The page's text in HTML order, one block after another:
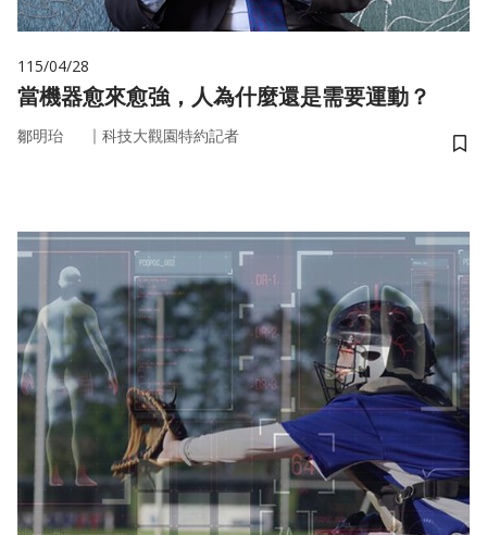
115/04/28
當機器愈來愈強，人為什麼還是需要運動？
鄒明珆 ｜ 科技大觀園特約記者
儲